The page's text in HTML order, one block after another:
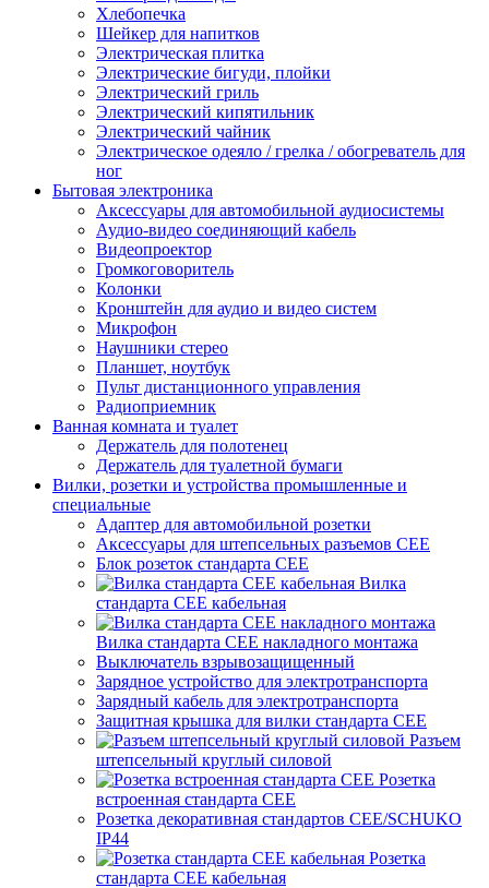
Хлебопечка
Шейкер для напитков
Электрическая плитка
Электрические бигуди, плойки
Электрический гриль
Электрический кипятильник
Электрический чайник
Электрическое одеяло / грелка / обогреватель для
ног
Бытовая электроника
Аксессуары для автомобильной аудиосистемы
Аудио-видео соединяющий кабель
Видеопроектор
Громкоговоритель
Колонки
Кронштейн для аудио и видео систем
Микрофон
Наушники стерео
Планшет, ноутбук
Пульт дистанционного управления
Радиоприемник
Ванная комната и туалет
Держатель для полотенец
Держатель для туалетной бумаги
Вилки, розетки и устройства промышленные и
специальные
Адаптер для автомобильной розетки
Аксессуары для штепсельных разъемов CEE
Блок розеток стандарта CEE
Вилка
стандарта CEE кабельная
Вилка стандарта CEE накладного монтажа
Выключатель взрывозащищенный
Зарядное устройство для электротранспорта
Зарядный кабель для электротранспорта
Защитная крышка для вилки стандарта CEE
Разъем
штепсельный круглый силовой
Розетка
встроенная стандарта CEE
Розетка декоративная стандартов CEE/SCHUKO
IP44
Розетка
стандарта СЕЕ кабельная